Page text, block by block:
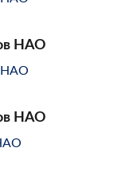
НАО
НАО